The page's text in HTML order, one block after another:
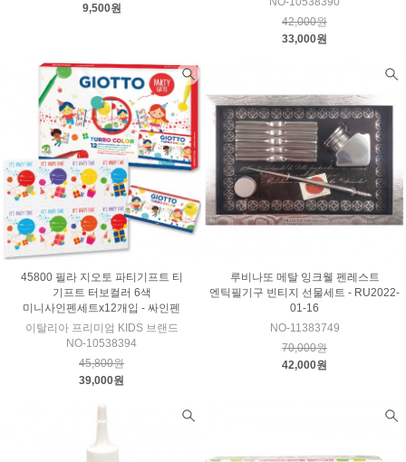
9,500원
42,000원
33,000원
45800 필라 지오토 파티기프트 티
기프트 터보컬러 6색
미니사인펜세트x12개입 - 싸인펜
이탈리아 프리미엄 KIDS 브랜드
NO-10538394
45,800원
39,000원
루비나또 메탈 잉크웰 펜레스트
엔틱필기구 빈티지 선물세트 - RU2022-
01-16
NO-11383749
70,000원
42,000원